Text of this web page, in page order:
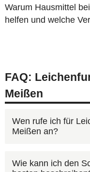
Warum Hausmittel
helfen und welche
FAQ:
Meißen
Wen rufe ich für
Meißen an?
Sie erreichen uns
Wie kann ich den